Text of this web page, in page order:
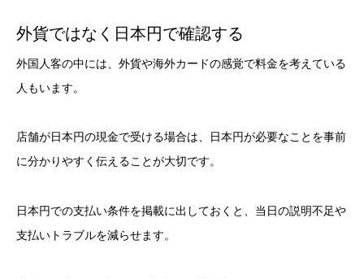
外貨ではなく日本円で確認する
外国人客の中には、外貨や海外カードの感覚で料金を考えている
人もいます。
店舗が日本円の現金で受ける場合は、日本円が必要なことを事前
に分かりやすく伝えることが大切です。
日本円での支払い条件を掲載に出しておくと、当日の説明不足や
支払いトラブルを減らせます。